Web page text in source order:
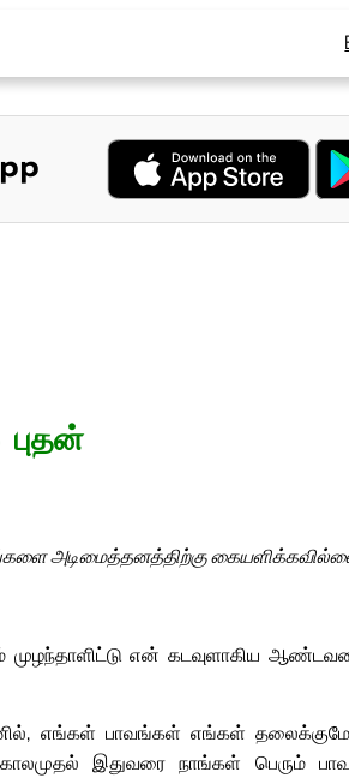
அடிமைத்தனத்திற்கு
முழந்தாளிட்டு என் கடவுளாகிய
எங்கள் பாவங்கள் எங்கள்
இதுவரை நாங்கள் பெரும்